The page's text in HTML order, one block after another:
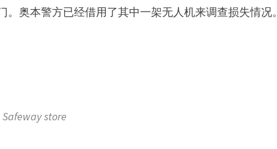
奥本警方已经借用了其中一架无人机来调查损失情况。
store